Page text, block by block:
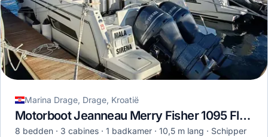
Marina Drage, Drage, Kroatië
Motorboot Jeanneau Merry Fisher 1095 Fly · 2020
8 bedden 3 cabines 1 badkamer 10,5 m lang
Schipper